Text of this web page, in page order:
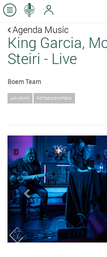
Agenda Music
King Garcia,
Steiri - Live
Boem Team
μουσική Αστεροσκοπείο
Previous